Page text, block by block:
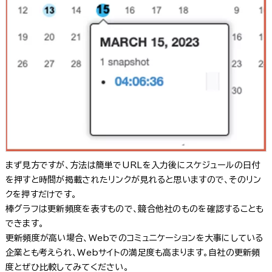
まず見方ですが、方法は簡単でURLを入力後にスケジュールの日付
を押すと時間が掲載されたリンクが見れると思いますので、そのリン
クを押すだけです。
棒グラフは更新頻度を表すもので、競合他社のものを確認することも
できます。
更新頻度が高い場合、Webでのコミュニケーションを大事にしている
企業とも考えられ、Webサイトの満足度も高まります。自社の更新頻
度とぜひ比較してみてください。